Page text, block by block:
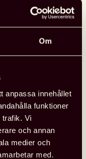
Om
anpassa innehållet
funktioner
trafik. Vi
och annan
medier och
med.